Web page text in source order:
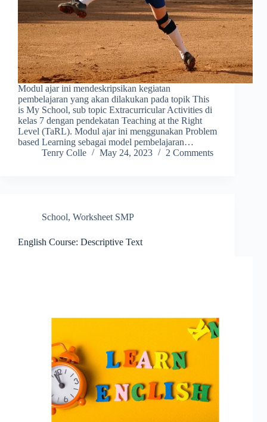
Modul ajar ini mendeskripsikan kegiatan
pembelajaran yang akan dilakukan pada topik This
is My School, sub topic Extracurricular Activities di
kelas 7 dengan pendekatan Teaching at the Right
Level (TaRL). Modul ajar ini menggunakan Problem
based Learning sebagai model pembelajaran…
Tenry Colle
May 24, 2023 2 Comments
School, Worksheet SMP
English Course: Descriptive Text